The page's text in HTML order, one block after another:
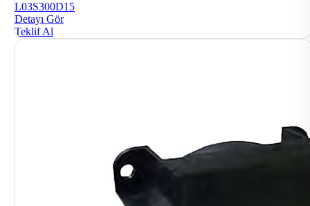
L03S300D15
Detayı Gör
Teklif Al